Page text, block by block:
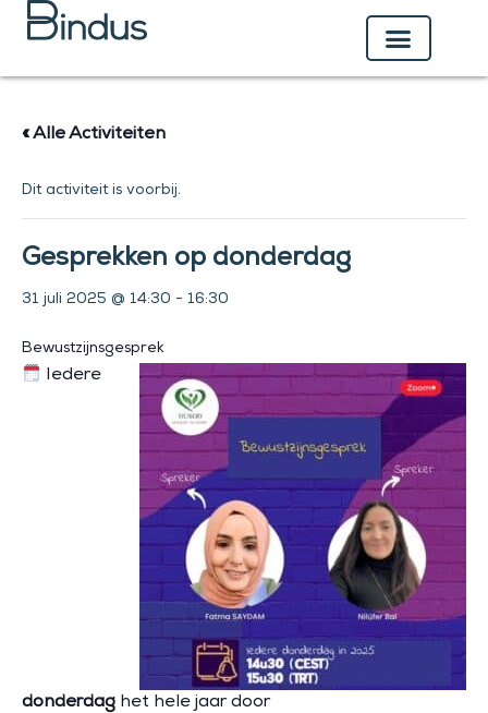
naar
« Alle Activiteiten
Dit activiteit is voorbij.
Gesprekken op donderdag
31 juli 2025 @ 14:30 - 16:30
Bewustzijnsgesprek
Iedere
donderdag het hele jaar door